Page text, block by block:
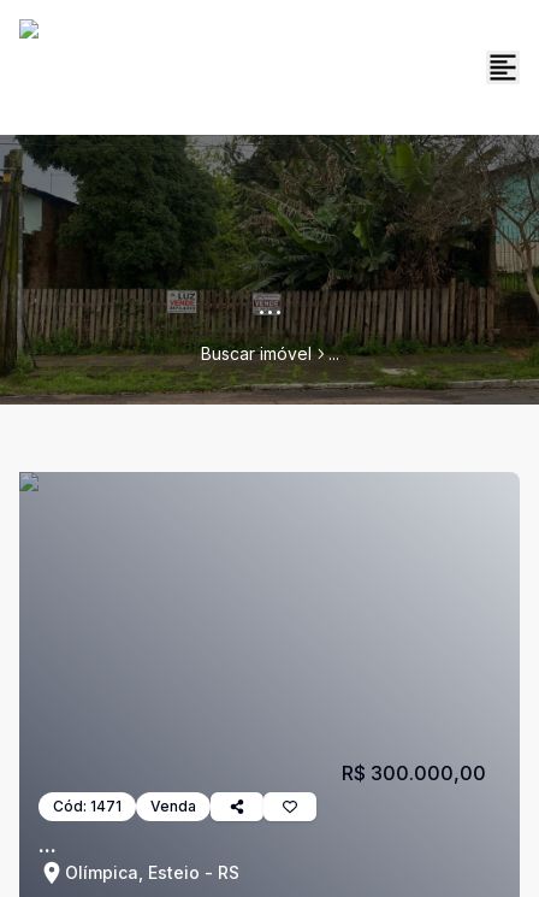
...
Buscar imóvel ...
Cód: 1471 Venda
...
Olímpica, Esteio - RS
R$ 300.000,00